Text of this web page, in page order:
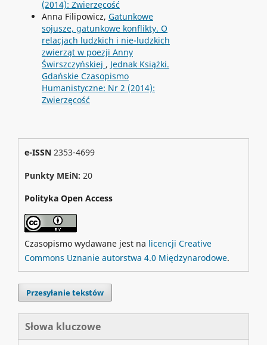
(2014): Zwierzęcość
Anna Filipowicz, Gatunkowe
sojusze, gatunkowe konflikty. O
relacjach ludzkich i nie-ludzkich
zwierząt w poezji Anny
Świrszczyńskiej , Jednak Książki.
Gdańskie Czasopismo
Humanistyczne: Nr 2 (2014):
Zwierzęcość
e-ISSN 2353-4699
Punkty MEiN: 20
Polityka Open Access
Czasopismo wydawane jest na licencji Creative
Commons Uznanie autorstwa 4.0 Międzynarodowe.
Przesyłanie tekstów
Słowa kluczowe